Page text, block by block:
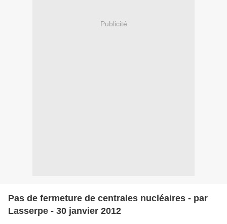
Publicité
Pas de fermeture de centrales nucléaires - par
Lasserpe - 30 janvier 2012